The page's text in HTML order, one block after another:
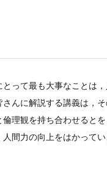
って最も大事なことは
んに解説する講義は，
理観を持ち合わせるとを
間力の向上をはかってい